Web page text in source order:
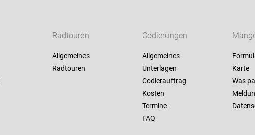
Radtouren
Allgemeines
Radtouren
Codierungen
Allgemeines
Unterlagen
Codierauftrag
Kosten
Termine
FAQ
Karte
Was